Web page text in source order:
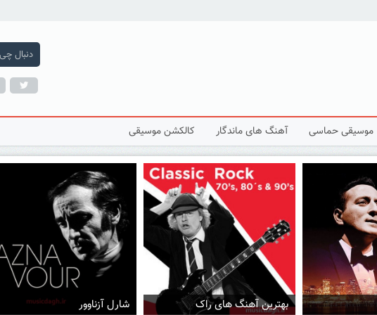
موسیقی حماسی آهنگ های ماندگار کالکشن موسیقی
راک شارل آزناوور لائورا پائوزینی